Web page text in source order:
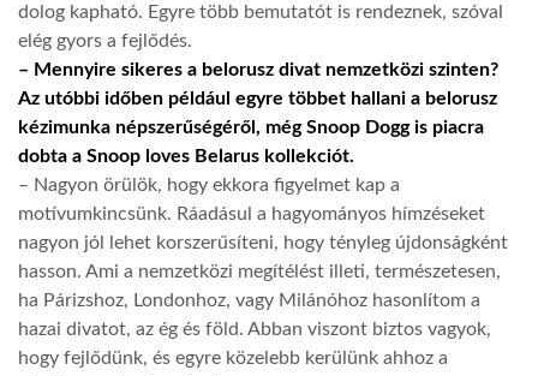
dolog kapható. Egyre több bemutatót is rendeznek, szóval
elég gyors a fejlődés.
– Mennyire sikeres a belorusz divat nemzetközi szinten?
Az utóbbi időben például egyre többet hallani a belorusz
kézimunka népszerűségéről, még Snoop Dogg is piacra
dobta a Snoop loves Belarus kollekciót.
– Nagyon örülök, hogy ekkora figyelmet kap a
motívumkincsünk. Ráadásul a hagyományos hímzéseket
nagyon jól lehet korszerűsíteni, hogy tényleg újdonságként
hasson. Ami a nemzetközi megítélést illeti, természetesen,
ha Párizshoz, Londonhoz, vagy Milánóhoz hasonlítom a
hazai divatot, az ég és föld. Abban viszont biztos vagyok,
hogy fejlődünk, és egyre közelebb kerülünk ahhoz a